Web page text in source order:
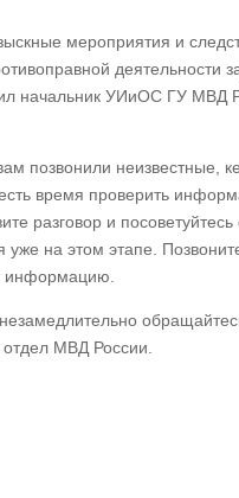
мероприятия и
деятельности
начальник УИиОС ГУ МВД
позвонили неизвестные,
есть время проверить
разговор и
на этом этапе.
информацию.
МВД России.